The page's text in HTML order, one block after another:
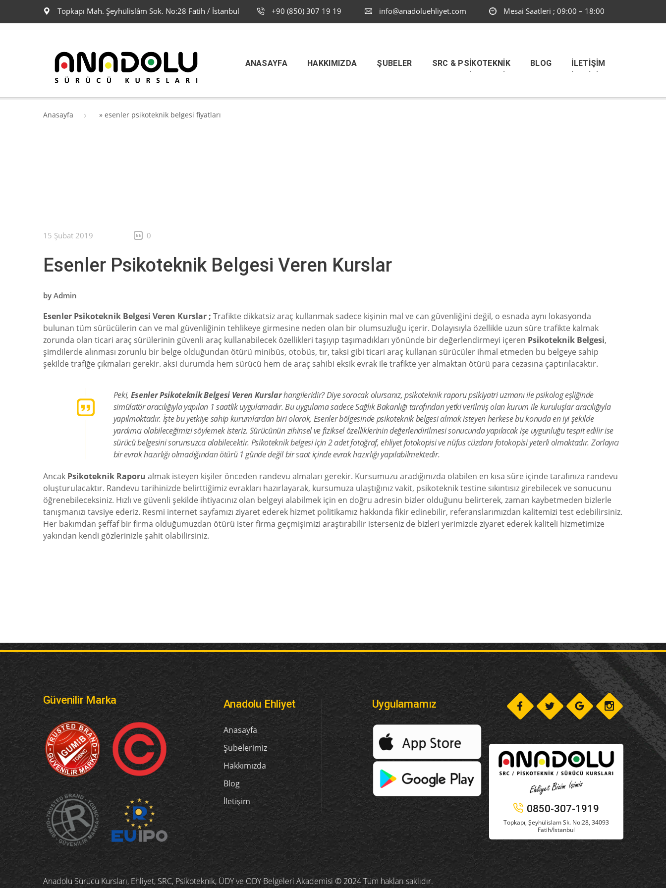
Topkapı Mah. Şeyhülislâm Sok. No:28 Fatih / İstanbul +90 (850) 307 19 19 info@anadoluehliyet.com Mesai Saatleri ; 09:00 – 18:00
ANASAYFA HAKKIMIZDA ŞUBELER SRC & PSIKOTEKNIK BLOG İLETIŞIM
Anasayfa » esenler psikoteknik belgesi fiyatları
15 Şubat 2019 0
Esenler Psikoteknik Belgesi Veren Kurslar
by Admin
Esenler Psikoteknik Belgesi Veren Kurslar ; Trafikte dikkatsiz araç kullanmak sadece kişinin mal ve can güvenliğini değil, o esnada aynı lokasyonda
bulunan tüm sürücülerin can ve mal güvenliğinin tehlikeye girmesine neden olan bir olumsuzluğu içerir. Dolayısıyla özellikle uzun süre trafikte kalmak
zorunda olan ticari araç sürülerinin güvenli araç kullanabilecek özellikleri taşıyıp taşımadıkları yönünde bir değerlendirmeyi içeren Psikoteknik Belgesi,
şimdilerde alınması zorunlu bir belge olduğundan ötürü minibüs, otobüs, tır, taksi gibi ticari araç kullanan sürücüler ihmal etmeden bu belgeye sahip
şekilde trafiğe çıkmaları gerekir. aksi durumda hem sürücü hem de araç sahibi eksik evrak ile trafikte yer almaktan ötürü para cezasına çaptırılacaktır.
Peki, Esenler Psikoteknik Belgesi Veren Kurslarhangileridir? Diye soracak olursanız, psikoteknik raporu psikiyatri uzmanı ile psikolog eşliğinde
simülatör aracılığıyla yapılan 1 saatlik uygulamadır. Bu uygulama sadece Sağlık Bakanlığı tarafından yetki verilmiş olan kurum ile kuruluşlar aracılığıyla
yapılmaktadır. İşte bu yetkiye sahip kurumlardan biri olarak, Esenler bölgesinde psikoteknik belgesi almak isteyen herkese bu konuda en iyi şekilde
yardımcı olabileceğimizi söylemek isteriz. Sürücünün zihinsel ve fiziksel özelliklerinin değerlendirilmesi sonucunda yapılacak işe uygunluğu tespit edilir ise
sürücü belgesini sorunsuzca alabilecektir. Psikoteknik belgesi için 2 adet fotoğraf, ehliyet fotokopisi ve nüfus cüzdanı fotokopisi yeterli olmaktadır. Zorlayıcı
bir evrak hazırlığı olmadığından ötürü 1 günde değil bir saat içinde evrak hazırlığı yapılabilmektedir.
Ancak Psikoteknik Raporu almak isteyen kişiler önceden randevu almaları gerekir. Kursumuzu aradığınızda olabilen en kısa süre içinde tarafınıza randevu
oluşturulacaktır. Randevu tarihinizde belirttiğimiz evrakları hazırlayarak, kursumuza ulaştığınız vakit, psikoteknik testine sıkıntısız girebilecek ve sonucunu
öğrenebileceksiniz. Hızlı ve güvenli şekilde ihtiyacınız olan belgeyi alabilmek için en doğru adresin bizler olduğunu belirterek, zaman kaybetmeden bizlerle
tanışmanızı tavsiye ederiz. Resmi internet sayfamızı ziyaret ederek hizmet politikamız hakkında fikir edinebilir, referanslarımızdan kalitemizi test edebilirsiniz.
Her bakımdan şeffaf bir firma olduğumuzdan ötürü ister firma geçmişimizi araştırabilir isterseniz de bizleri yerimizde ziyaret ederek kaliteli hizmetimize
yakından kendi gözlerinizle şahit olabilirsiniz.
Güvenilir Marka Anadolu Ehliyet
Anasayfa
Şubelerimiz
Hakkımızda
Blog
İletişim
Uygulamamız
0850-307-1919
Topkapı, Şeyhülislam Sk. No:28, 34093
Fatih/İstanbul
Anadolu Sürücü Kursları, Ehliyet, SRC, Psikoteknik, ÜDY ve ODY Belgeleri Akademisi © 2024 Tüm hakları saklıdır.